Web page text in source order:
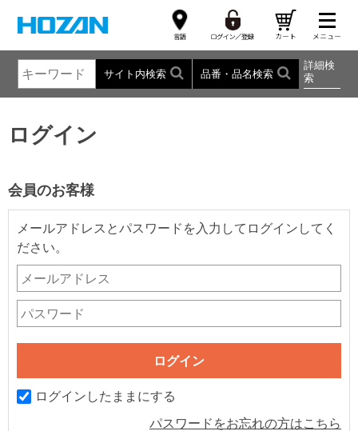
サイト内検索 品番・品名検索
詳細検
索
ログイン
会員のお客様
メールアドレスとパスワードを入力してログインしてく
ださい。
ログインしたままにする
パスワードをお忘れの方はこちら